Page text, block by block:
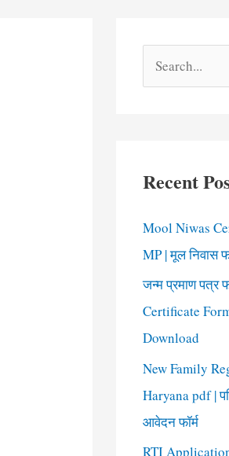
e
h
Recent
Mool Niwas
MP | मूल निवास
जन्म प्रमाण पत्र
Certificate
Download
New Family
Haryana pdf |
आवेदन फॉर्म
RTI